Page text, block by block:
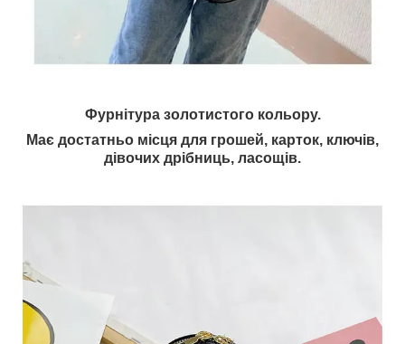
Фурнітура золотистого кольору.
Має достатньо місця для грошей, карток, ключів,
дівочих дрібниць, ласощів.